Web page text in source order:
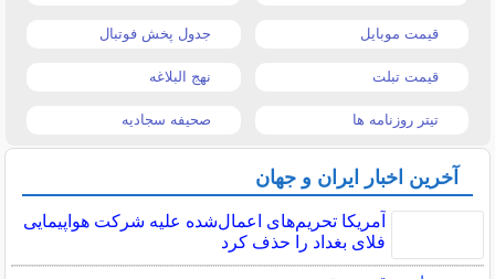
قیمت موبایل جدول پخش فوتبال
قیمت تبلت نهج البلاغه
تیتر روزنامه ها صحیفه سجادیه
آخرین اخبار ایران و جهان
آمریکا تحریم‌های اعمال‌شده علیه شرکت هواپیمایی
فلای بغداد را حذف کرد